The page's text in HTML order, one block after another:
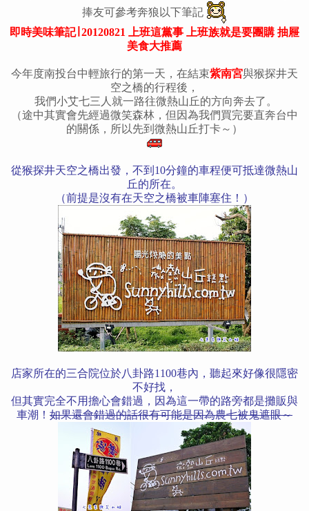
捧友可參考奔狼以下筆記
即時美味筆記∣ 20120821 上班這黨事 上班族就是要團購 抽屜
美食大推薦
今年度南投台中輕旅行的第一天，在結束紫南宮與猴探井天
空之橋的行程後，
我們小艾七三人就一路往微熱山丘的方向奔去了。
（途中其實會先經過微笑森林，但因為我們買完要直奔台中
的關係，所以先到微熱山丘打卡～）
從猴探井天空之橋出發，不到10分鐘的車程便可抵達微熱山
丘的所在。
（前提是沒有在天空之橋被車陣塞住！）
店家所在的三合院位於八卦路1100巷內，聽起來好像很隱密
不好找，
但其實完全不用擔心會錯過，因為這一帶的路旁都是攤販與
車潮！ 如果還會錯過的話很有可能是因為農七被鬼遮眼～